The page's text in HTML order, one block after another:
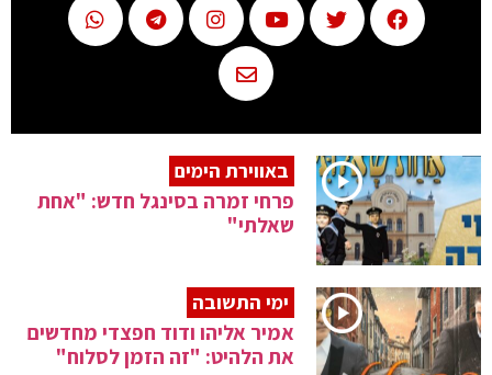
באווירת הימים
פרחי זמרה בסינגל חדש: "אחת
שאלתי"
ימי התשובה
אמיר אליהו ודוד חפצדי מחדשים
את הלהיט: "זה הזמן לסלוח"